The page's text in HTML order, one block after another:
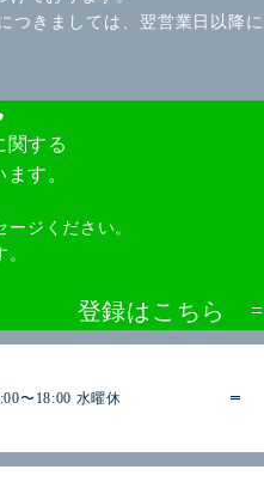
つきましては、翌営業日以降に
〜18:00 水曜休
関する
す。
ジください。
登録はこちら